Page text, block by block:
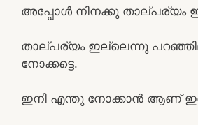
അപ്പോൾ നിനക്കു താല്പര്യം
താല്പര്യം ഇല്ലെന്നു
നോക്കട്ടെ.
ഇനി എന്തു നോക്കാൻ ആണ്